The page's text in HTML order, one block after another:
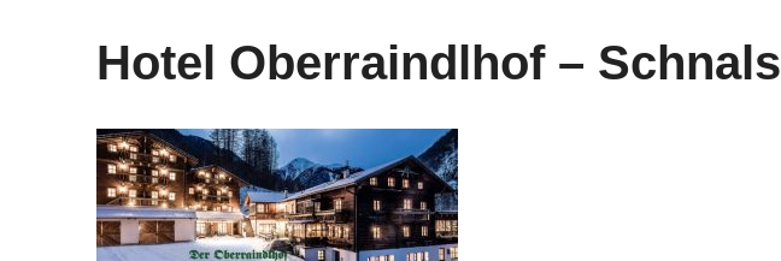
Hotel Oberraindlhof – Schnals